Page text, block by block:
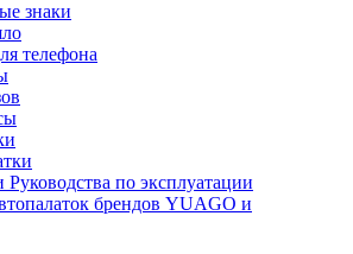
знаки
телефона
по эксплуатации
брендов YUAGO и